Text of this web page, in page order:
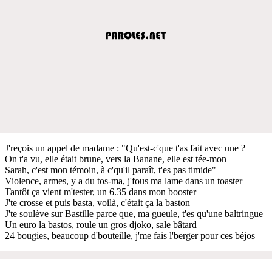
J'reçois un appel de madame : "Qu'est-c'que t'as fait avec une ?
On t'a vu, elle était brune, vers la Banane, elle est tée-mon
Sarah, c'est mon témoin, à c'qu'il paraît, t'es pas timide"
Violence, armes, y a du tos-ma, j'fous ma lame dans un toaster
Tantôt ça vient m'tester, un 6.35 dans mon booster
J'te crosse et puis basta, voilà, c'était ça la baston
J'te soulève sur Bastille parce que, ma gueule, t'es qu'une baltringue
Un euro la bastos, roule un gros djoko, sale bâtard
24 bougies, beaucoup d'bouteille, j'me fais l'berger pour ces béjos